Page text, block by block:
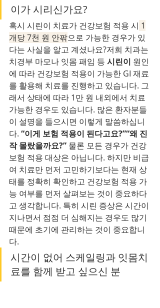
이가 시리신가요?
혹시 시린이 치료가 건강보험 적용 시 1
개당 7천 원 안팎으로 가능한 경우가 있
다는 사실을 알고 계셨나요?저희 치과는
치경부 마모나 잇몸 패임 등 시린이 원인
에 따라 건강보험 적용이 가능한 GI 재료
를 활용해 치료를 진행하고 있습니다. 그
래서 상태에 따라 1만 원 내외에서 치료
가능한 경우도 있습니다. 많은 환자분들
이 설명을 들으시면 이렇게 말씀하십니
다. “이게 보험 적용이 된다고요?”“왜 진
작 몰랐을까요?” 물론 모든 경우가 건강
보험 적용 대상은 아닙니다. 하지만 비급
여 치료만 먼저 고민하기보다는 현재 상
태를 정확히 확인하고 건강보험 적용 가
능 여부를 먼저 살펴보는 것이 중요하다
고 생각합니다. 특히 시린 증상은 시간이
지나면서 점점 더 심해지는 경우도 많기
때문에 초기에 관리하는 것이 중요합니
다.
시간이 없어 스케일링과 잇몸치
료를 함께 받고 싶으신 분